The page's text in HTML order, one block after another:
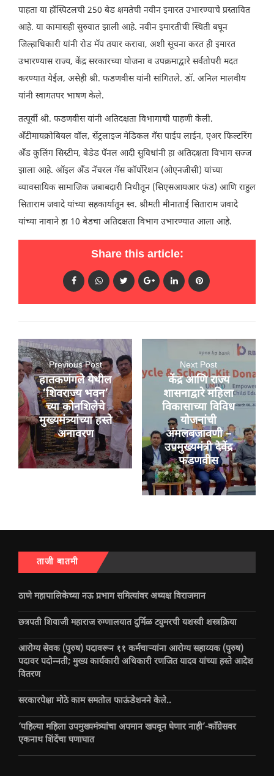
पाहता या हॉस्पिटलची 250 बेड क्षमतेची नवीन इमारत उभारण्याचे प्रस्तावित
आहे. या कामासही सुरुवात झाली आहे. नवीन इमारतीची स्थिती बघून
जिल्हाधिकारी यांनी रोड मॅप तयार करावा, अशी सूचना करत ही इमारत
उभारण्यास राज्य, केंद्र सरकारच्या योजना व उपक्रमाद्वारे सर्वतोपरी मदत
करण्यात येईल, असेही श्री. फडणवीस यांनी सांगितले. डॉ. अनिल मालवीय
यांनी स्वागतपर भाषण केले.
तत्पूर्वी श्री. फडणवीस यांनी अतिदक्षता विभागाची पाहणी केली.
अँटीमायक्रोबियल वॉल, सेंट्रलाइज मेडिकल गॅस पाईप लाईन, एअर फिल्टरिंग
अँड कुलिंग सिस्टीम, बेडेड पॅनल आदी सुविधांनी हा अतिदक्षता विभाग सज्ज
झाला आहे. ऑइल अँड नॅचरल गॅस कॉर्पोरेशन (ओएनजीसी) यांच्या
व्यावसायिक सामाजिक जबाबदारी निधीतून (सिएसआयआर फंड) आणि राहुल
सिताराम जवादे यांच्या सहकार्यातून स्व. श्रीमती मीनाताई सिताराम जवादे
यांच्या नावाने हा 10 बेडचा अतिदक्षता विभाग उभारण्यात आला आहे.
Share this article:
Previous Post
हातकणंगले येथील
‘शिवराज्य भवन’
च्या कोनशिलेचे
मुख्यमंत्र्यांच्या हस्ते
अनावरण
Next Post
केंद्र आणि राज्य
शासनाद्वारे महिला
विकासाच्या विविध
योजनांची
अंमलबजावणी –
उपमुख्यमंत्री देवेंद्र
फडणवीस
ताजी बातमी
ठाणे महापालिकेच्या नऊ प्रभाग समित्यांवर अध्यक्ष विराजमान
छत्रपती शिवाजी महाराज रुग्णालयात दुर्मिळ ट्युमरची यशस्वी शस्त्रक्रिया
आरोग्य सेवक (पुरुष) पदावरून ११ कर्मचाऱ्यांना आरोग्य सहाय्यक (पुरुष)
पदावर पदोन्नती; मुख्य कार्यकारी अधिकारी रणजित यादव यांच्या हस्ते आदेश
वितरण
सरकारपेक्षा मोठे काम समतोल फाऊंडेशनने केले..
‘पहिल्या महिला उपमुख्यमंत्र्यांचा अपमान खपवून घेणार नाही’-काँग्रेसवर
एकनाथ शिंदेंचा घणाघात